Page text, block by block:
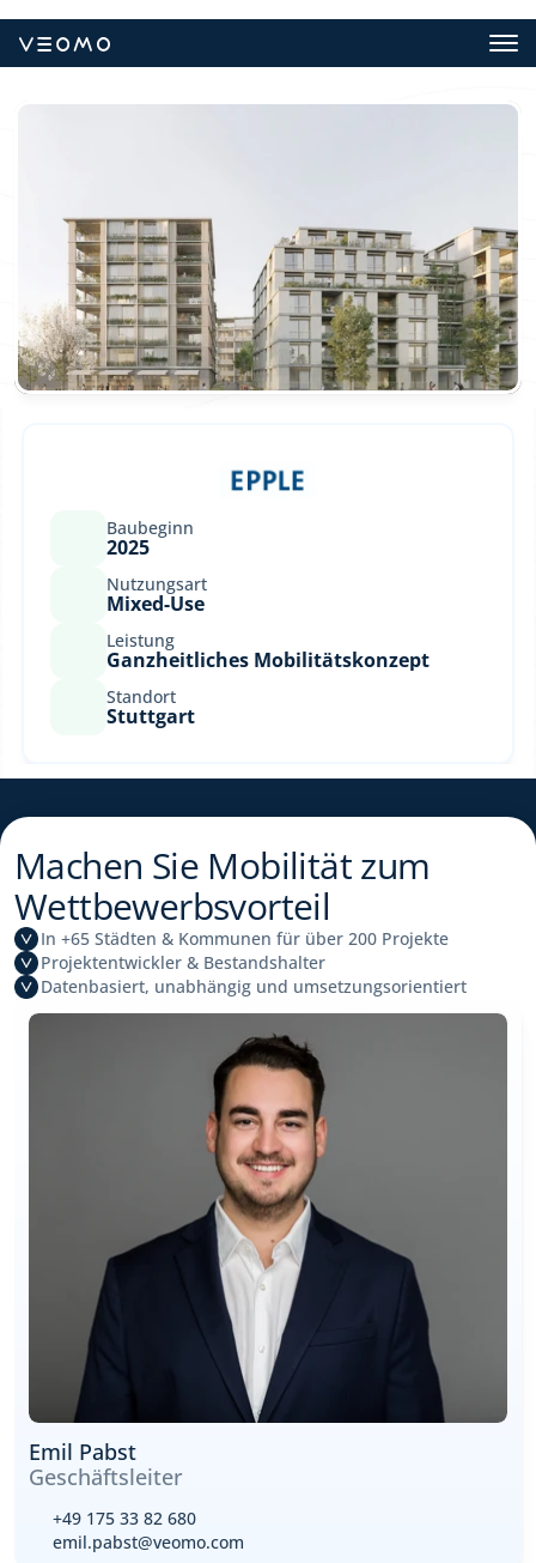
Baubeginn
2025
Nutzungsart
Mixed-Use
Leistung
Ganzheitliches Mobilitätskonzept
Standort
Stuttgart
Machen Sie Mobilität zum
Wettbewerbsvorteil
In +65 Städten & Kommunen für über 200 Projekte
Projektentwickler & Bestandshalter
Datenbasiert, unabhängig und umsetzungsorientiert
Emil Pabst
Geschäftsleiter
+49 175 33 82 680
emil.pabst@veomo.com